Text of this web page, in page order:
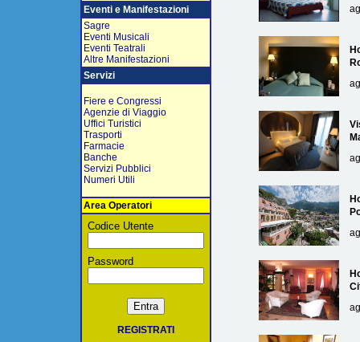
Eventi e Manifestazioni
Sagre
Eventi Musicali
Eventi Teatrali
Altre Manifestazioni
Servizi
Fiere e Congressi
Agenzie di Viaggio
Uffici Turistici
Trasporti
Farmacie
Banche
Servizi Pubblici
Numeri Utili
Area Operatori
Codice Utente
Password
REGISTRATI